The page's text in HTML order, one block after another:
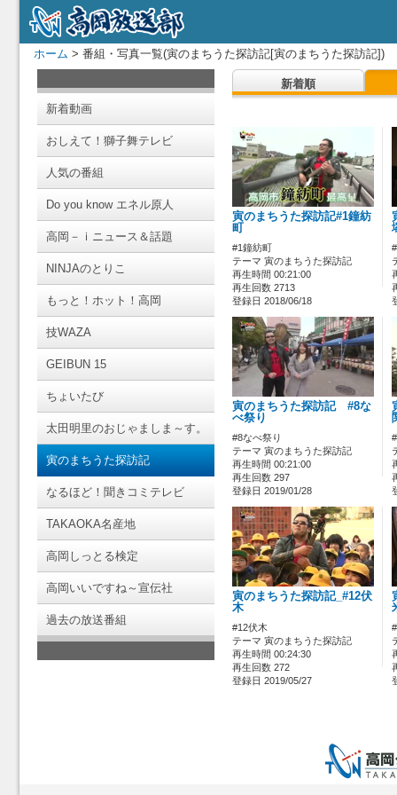
ホーム > 番組・写真一覧(寅のまちうた探訪記[寅のまちうた探訪記])
新着動画
おしえて！獅子舞テレビ
人気の番組
Do you know エネル原人
高岡－ｉニュース＆話題
NINJAのとりこ
もっと！ホット！高岡
技WAZA
GEIBUN 15
ちょいたび
太田明里のおじゃましま～す。
寅のまちうた探訪記
なるほど！聞きコミテレビ
TAKAOKA名産地
高岡しっとる検定
高岡いいですね～宣伝社
過去の放送番組
新着順
寅のまちうた探訪記#1鐘紡
町
#1鐘紡町
テーマ 寅のまちうた探訪記
再生時間 00:21:00
再生回数 2713
登録日 2018/06/18
寅のまちうた探訪記 #8な
べ祭り
#8なべ祭り
テーマ 寅のまちうた探訪記
再生時間 00:21:00
再生回数 297
登録日 2019/01/28
寅のまちうた探訪記_#12伏
木
#12伏木
テーマ 寅のまちうた探訪記
再生時間 00:24:30
再生回数 272
登録日 2019/05/27